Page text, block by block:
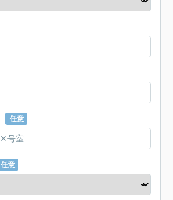
任意
任意